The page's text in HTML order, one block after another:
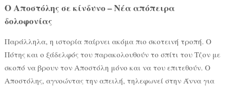
Ο Αποστόλης σε κίνδυνο – Νέα απόπειρα
δολοφονίας
Παράλληλα, η ιστορία παίρνει ακόμα πιο σκοτεινή τροπή. Ο
Πότης και ο ξάδελφός του παρακολουθούν το σπίτι του Τζον με
σκοπό να βρουν τον Αποστόλη μόνο και να του επιτεθούν. Ο
Αποστόλης, αγνοώντας την απειλή, τηλεφωνεί στην Άννα για